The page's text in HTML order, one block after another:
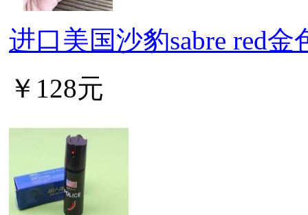
进口美国沙豹sabre red金
￥128元